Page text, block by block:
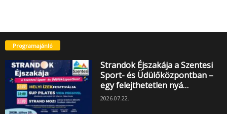
Programajánló
Strandok Éjszakája a Szentesi
Sport- és Üdülőközpontban –
egy felejthetetlen nyá…
2026.07.22.